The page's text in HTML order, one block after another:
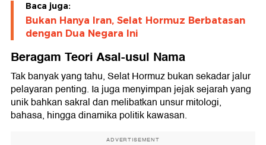
Baca juga:
Bukan Hanya Iran, Selat Hormuz Berbatasan
dengan Dua Negara Ini
Beragam Teori Asal-usul Nama
Tak banyak yang tahu, Selat Hormuz bukan sekadar jalur
pelayaran penting. Ia juga menyimpan jejak sejarah yang
unik bahkan sakral dan melibatkan unsur mitologi,
bahasa, hingga dinamika politik kawasan.
ADVERTISEMENT